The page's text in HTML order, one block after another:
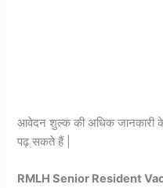
आवेदन शुल्क की अधिक जानकारी
पढ़ सकते हैं |
RMLH Senior Resident